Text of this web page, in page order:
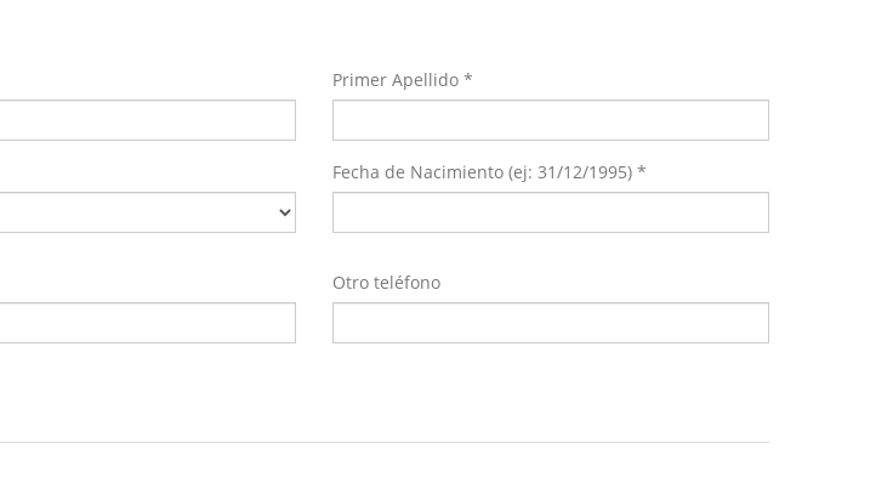
Primer Apellido *
Fecha de Nacimiento (ej: 31/12/1995) *
Otro teléfono